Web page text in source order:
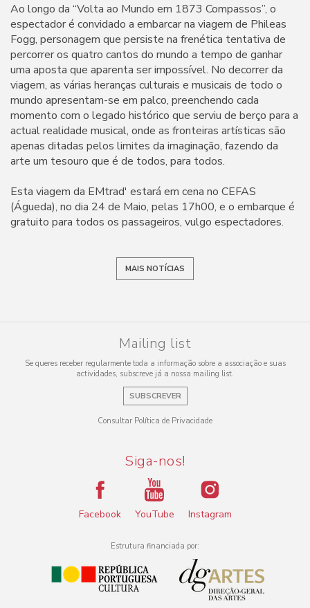
Ao longo da “Volta ao Mundo em 1873 Compassos”, o
espectador é convidado a embarcar na viagem de Phileas
Fogg, personagem que persiste na frenética tentativa de
percorrer os quatro cantos do mundo a tempo de ganhar
uma aposta que aparenta ser impossível. No decorrer da
viagem, as várias heranças culturais e musicais de todo o
mundo apresentam-se em palco, preenchendo cada
momento com o legado histórico que serviu de berço para a
actual realidade musical, onde as fronteiras artísticas são
apenas ditadas pelos limites da imaginação, fazendo da
arte um tesouro que é de todos, para todos.
Esta viagem da EMtrad' estará em cena no CEFAS
(Águeda), no dia 24 de Maio, pelas 17h00, e o embarque é
gratuito para todos os passageiros, vulgo espectadores.
MAIS NOTÍCIAS
Mailing list
Se queres receber regularmente toda a informação sobre a associação e suas
actividades, subscreve já a nossa mailing list.
SUBSCREVER
Consultar Política de Privacidade
Siga-nos!
Facebook YouTube Instagram
Estrutura financiada por: